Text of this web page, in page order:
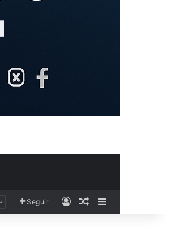
Seguir AccesoPublicación al